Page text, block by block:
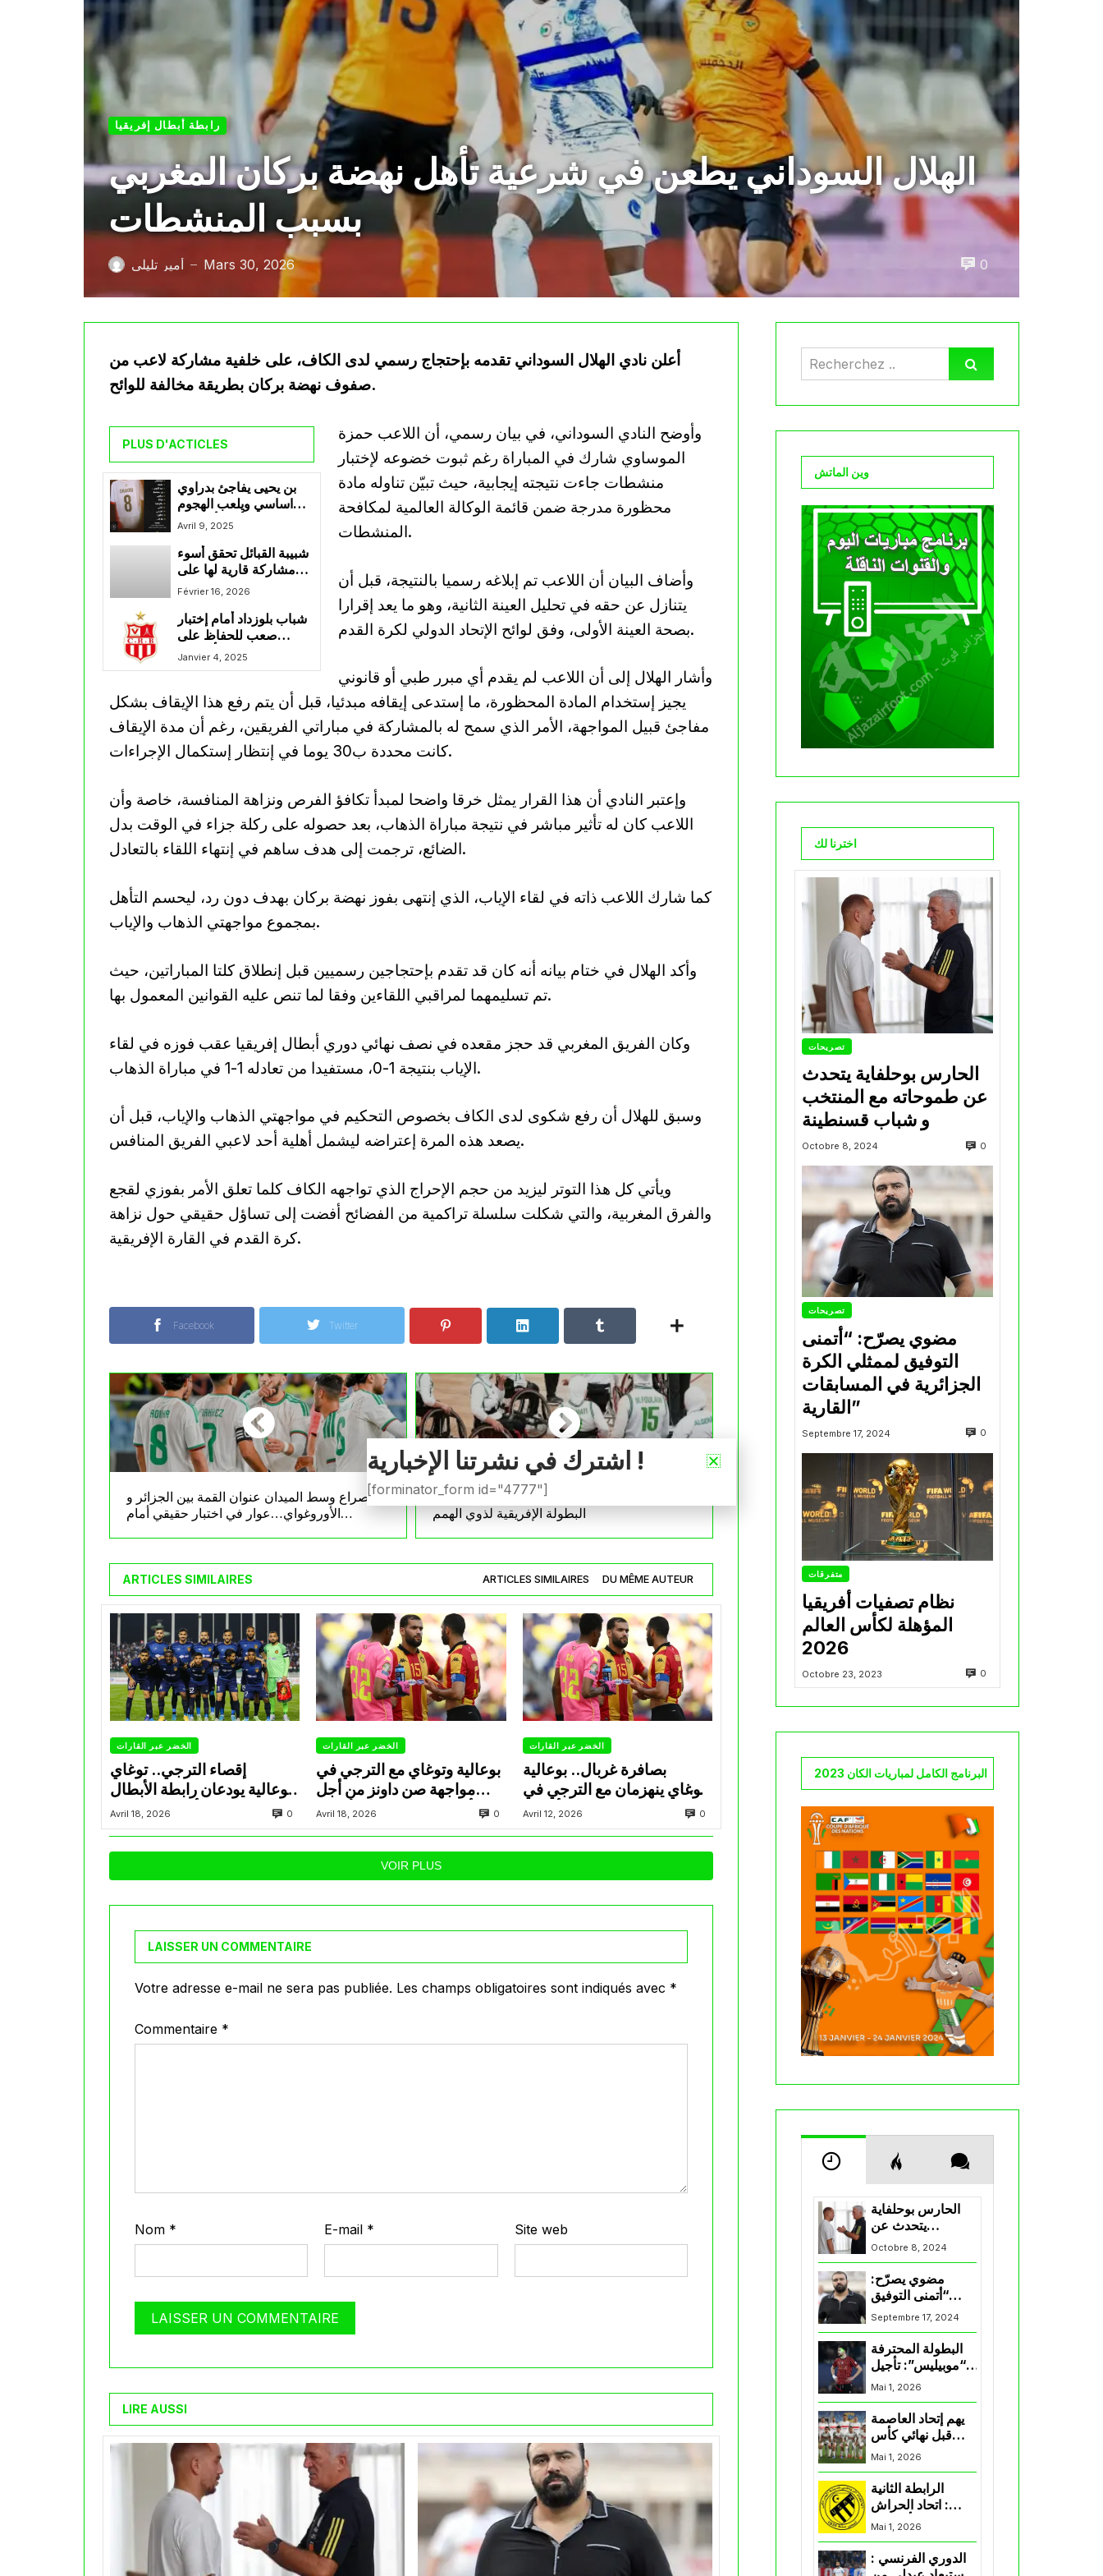
رابطة أبطال إفريقيا
الهلال السوداني يطعن في شرعية تأهل نهضة بركان المغربي
بسبب المنشطات
أمير تليلي — Mars 30, 2026 0
أعلن نادي الهلال السوداني تقدمه بإحتجاج رسمي لدى الكاف، على خلفية مشاركة لاعب من
صفوف نهضة بركان بطريقة مخالفة للوائح.
PLUS D'ACTICLES
بن يحيى يفاجئ بدراوي
اساسي ويلعب الهجوم
أمام أورلاندو
Avril 9, 2025
شبيبة القبائل تحقق أسوء
مشاركة قارية لها على
كل الأصعدة
Février 16, 2026
شباب بلوزداد أمام إختبار
صعب للحفاظ على
حظوظه في التأهل بعد
فوز أورلاندو بايرتس اليوم
Janvier 4, 2025
وأوضح النادي السوداني، في بيان رسمي، أن اللاعب حمزة
الموساوي شارك في المباراة رغم ثبوت خضوعه لإختبار
منشطات جاءت نتيجته إيجابية، حيث تبيّن تناوله مادة
محظورة مدرجة ضمن قائمة الوكالة العالمية لمكافحة
المنشطات.
وأضاف البيان أن اللاعب تم إبلاغه رسميا بالنتيجة، قبل أن
يتنازل عن حقه في تحليل العينة الثانية، وهو ما يعد إقرارا
بصحة العينة الأولى، وفق لوائح الإتحاد الدولي لكرة القدم.
وأشار الهلال إلى أن اللاعب لم يقدم أي مبرر طبي أو قانوني
يجيز إستخدام المادة المحظورة، ما إستدعى إيقافه مبدئيا، قبل أن يتم رفع هذا الإيقاف بشكل
مفاجئ قبيل المواجهة، الأمر الذي سمح له بالمشاركة في مباراتي الفريقين، رغم أن مدة الإيقاف
كانت محددة ب30 يوما في إنتظار إستكمال الإجراءات.
وإعتبر النادي أن هذا القرار يمثل خرقا واضحا لمبدأ تكافؤ الفرص ونزاهة المنافسة، خاصة وأن
اللاعب كان له تأثير مباشر في نتيجة مباراة الذهاب، بعد حصوله على ركلة جزاء في الوقت بدل
الضائع، ترجمت إلى هدف ساهم في إنتهاء اللقاء بالتعادل.
كما شارك اللاعب ذاته في لقاء الإياب، الذي إنتهى بفوز نهضة بركان بهدف دون رد، ليحسم التأهل
بمجموع مواجهتي الذهاب والإياب.
وأكد الهلال في ختام بيانه أنه كان قد تقدم بإحتجاجين رسميين قبل إنطلاق كلتا المباراتين، حيث
تم تسليمهما لمراقبي اللقاءين وفقا لما تنص عليه القوانين المعمول بها.
وكان الفريق المغربي قد حجز مقعده في نصف نهائي دوري أبطال إفريقيا عقب فوزه في لقاء
الإياب بنتيجة 1-0، مستفيدا من تعادله 1-1 في مباراة الذهاب.
وسبق للهلال أن رفع شكوى لدى الكاف بخصوص التحكيم في مواجهتي الذهاب والإياب، قبل أن
يصعد هذه المرة إعتراضه ليشمل أهلية أحد لاعبي الفريق المنافس.
ويأتي كل هذا التوتر ليزيد من حجم الإحراج الذي تواجهه الكاف كلما تعلق الأمر بفوزي لقجع
والفرق المغربية، والتي شكلت سلسلة تراكمية من الفضائح أفضت إلى تساؤل حقيقي حول نزاهة
كرة القدم في القارة الإفريقية.
Facebook Twitter
صراع وسط الميدان عنوان القمة بين الجزائر و
الأوروغواي…عوار في اختبار حقيقي أمام
كرة السلة : سيدات الجزائر تتأهلن لنصف نهائي
البطولة الإفريقية لذوي الهمم
ARTICLES SIMILAIRES ARTICLES SIMILAIRES DU MÊME AUTEUR
الخضر عبر القارات
إقصاء الترجي.. توغاي
وبوعالية يودعان رابطة الأبطال
أمام صن داونز
Avril 18, 2026 0
الخضر عبر القارات
بوعالية وتوغاي مع الترجي في
مواجهة صن داونز من أجل
التأهل لنهائي رابطة الأبطال
الإفريقية
Avril 18, 2026 0
الخضر عبر القارات
بصافرة غربال.. بوعالية
وتوغاي ينهزمان مع الترجي في
ذهاب نصف نهائي رابطة أبطال
إفريقيا
Avril 12, 2026 0
VOIR PLUS
LAISSER UN COMMENTAIRE
Votre adresse e-mail ne sera pas publiée. Les champs obligatoires sont indiqués avec *
Commentaire *
Nom * E-mail * Site web
LIRE AUSSI
وين الماتش
اخترنا لك
تصريحات
الحارس بوحلفاية يتحدث
عن طموحاته مع المنتخب
و شباب قسنطينة
Octobre 8, 2024 0
تصريحات
مضوي يصرّح: “أتمنى
التوفيق لممثلي الكرة
الجزائرية في المسابقات
القارية”
Septembre 17, 2024 0
متفرقات
نظام تصفيات أفريقيا
المؤهلة لكأس العالم
2026
Octobre 23, 2023 0
البرنامج الكامل لمباريات الكان 2023
الحارس بوحلفاية
يتحدث عن
طموحاته مع
المنتخب و شباب
قسنطينة
Octobre 8, 2024
مضوي يصرّح:
“أتمنى التوفيق
لممثلي الكرة
الجزائرية في
Septembre 17, 2024
البطولة المحترفة
“موبيليس”: تأجيل
مباراة إتحاد
العاصمة وأتلتيك
بارادو
Mai 1, 2026
يهم إتحاد العاصمة
قبل نهائي كأس
اكاف : الزمالك
يسقط بثلاثية أمام
Mai 1, 2026
الرابطة الثانية
: اتحاد الحراش
يحسم التأهل إلى
“البلاي أوف”
Mai 1, 2026
الدوري الفرنسي :
اشترك في نشرتنا الإخبارية !
[forminator_form id="4777"]